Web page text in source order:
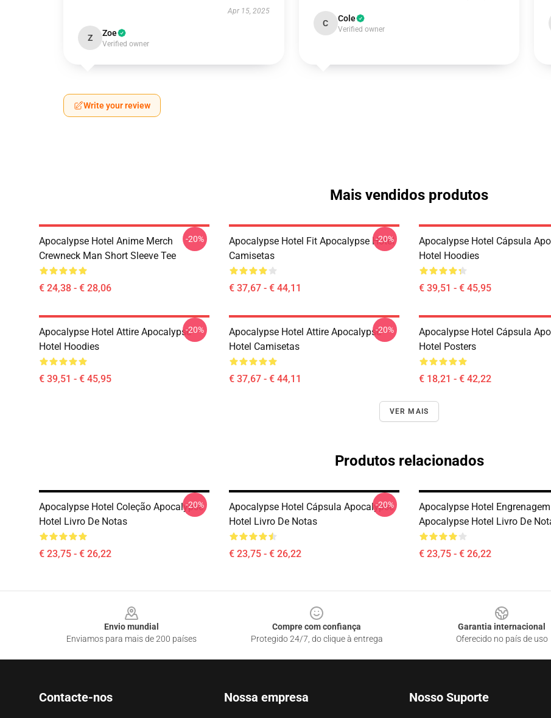
Apr 15, 2025
Z Zoe
Verified owner
C Cole
Verified owner
Write your review
Mais vendidos produtos
Apocalypse Hotel Anime Merch
Crewneck Man Short Sleeve Tee
€ 24,38 - € 28,06
-20%
Apocalypse Hotel Fit Apocalypse Hotel
Camisetas
€ 37,67 - € 44,11
-20%
Apocalypse Hotel Cápsula
Hotel Hoodies
€ 39,51 - € 45,95
Apocalypse Hotel Attire Apocalypse
Hotel Hoodies
€ 39,51 - € 45,95
-20%
Apocalypse Hotel Attire Apocalypse
Hotel Camisetas
€ 37,67 - € 44,11
-20%
Apocalypse Hotel Cápsula
Hotel Posters
€ 18,21 - € 42,22
VER MAIS
Produtos relacionados
Apocalypse Hotel Coleção Apocalypse
Hotel Livro De Notas
€ 23,75 - € 26,22
-20%
Apocalypse Hotel Cápsula Apocalypse
Hotel Livro De Notas
€ 23,75 - € 26,22
-20%
Apocalypse Hotel Engrenagem
Apocalypse Hotel Livro De
€ 23,75 - € 26,22
Envio mundial
Enviamos para mais de 200 países
Compre com confiança
Protegido 24/7, do clique à entrega
Garantia internacional
Oferecido no país de uso
Contacte-nos Nossa empresa Nosso Suporte